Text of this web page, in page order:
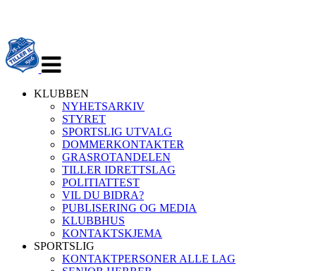
navigasjon
KLUBBEN
NYHETSARKIV
STYRET
SPORTSLIG UTVALG
DOMMERKONTAKTER
GRASROTANDELEN
TILLER IDRETTSLAG
POLITIATTEST
VIL DU BIDRA?
PUBLISERING OG MEDIA
KLUBBHUS
KONTAKTSKJEMA
SPORTSLIG
KONTAKTPERSONER ALLE LAG